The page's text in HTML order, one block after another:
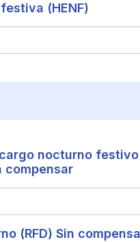
(HENF)
nocturno festivo
compensar
(RFD) Sin